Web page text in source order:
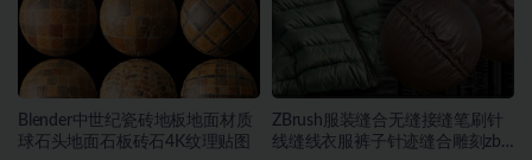
Blender中世纪瓷砖地板地面材质
球石头地面石板砖石4K纹理贴图
ZBrush服装缝合无缝接缝笔刷针
线缝线衣服裤子针迹缝合雕刻zb